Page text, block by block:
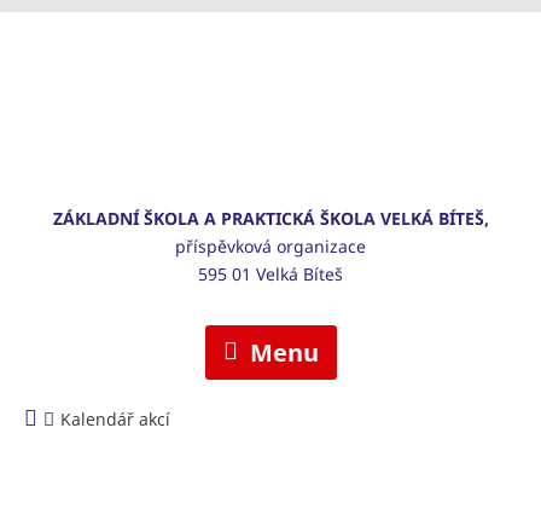
ZÁKLADNÍ ŠKOLA A PRAKTICKÁ ŠKOLA VELKÁ BÍTEŠ,
příspěvková organizace
595 01 Velká Bíteš
Menu
Kalendář akcí